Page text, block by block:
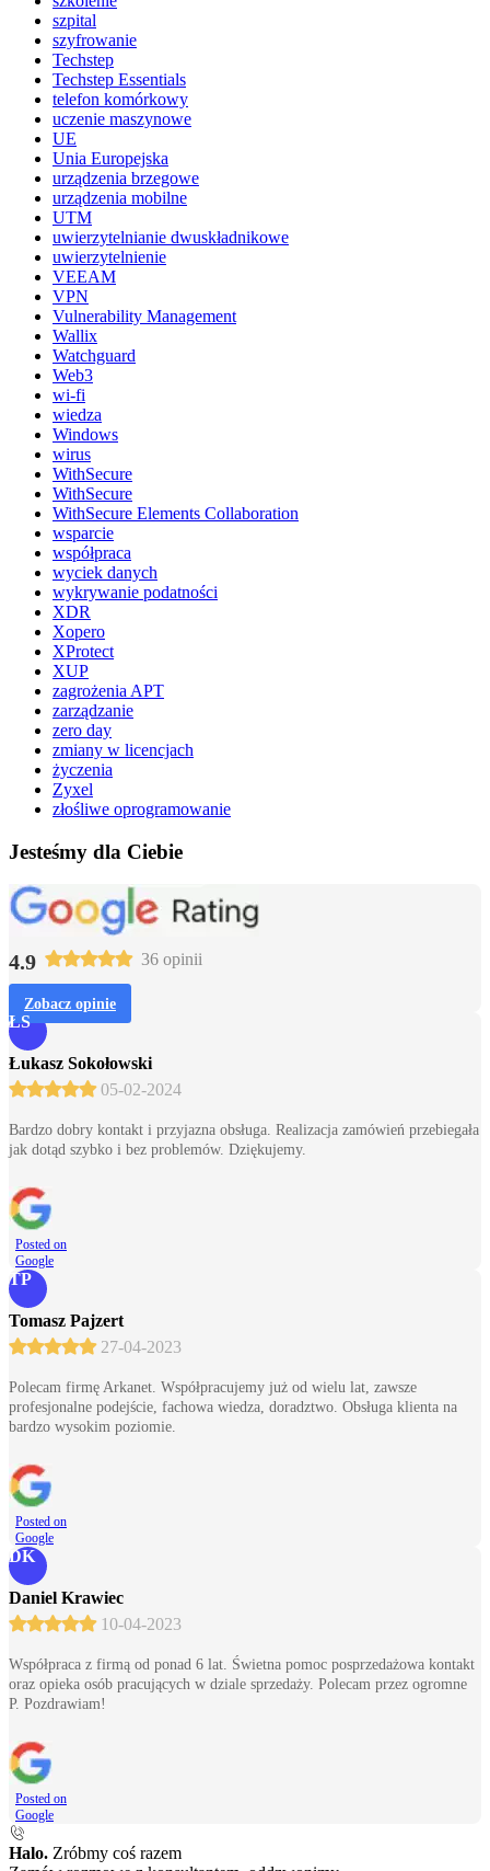
szpital
szyfrowanie
Techstep
Techstep Essentials
telefon komórkowy
uczenie maszynowe
UE
Unia Europejska
urządzenia brzegowe
urządzenia mobilne
UTM
uwierzytelnianie dwuskładnikowe
uwierzytelnienie
VEEAM
VPN
Vulnerability Management
Wallix
Watchguard
Web3
wi-fi
wiedza
Windows
wirus
WithSecure
WithSecure
WithSecure Elements Collaboration
wsparcie
współpraca
wyciek danych
wykrywanie podatności
XDR
Xopero
XProtect
XUP
zagrożenia APT
zarządzanie
zero day
zmiany w licencjach
życzenia
Zyxel
złośliwe oprogramowanie
Jesteśmy dla Ciebie
4.9 36 opinii
Zobacz opinie
ŁS
Łukasz Sokołowski
05-02-2024
Bardzo dobry kontakt i przyjazna obsługa. Realizacja zamówień przebiegała
jak dotąd szybko i bez problemów. Dziękujemy.
Posted on
Google
TP
Tomasz Pajzert
27-04-2023
Polecam firmę Arkanet. Współpracujemy już od wielu lat, zawsze
profesjonalne podejście, fachowa wiedza, doradztwo. Obsługa klienta na
bardzo wysokim poziomie.
Posted on
Google
DK
Daniel Krawiec
10-04-2023
Współpraca z firmą od ponad 6 lat. Świetna pomoc posprzedażowa kontakt
oraz opieka osób pracujących w dziale sprzedaży. Polecam przez ogromne
P. Pozdrawiam!
Posted on
Google
Halo. Zróbmy coś razem